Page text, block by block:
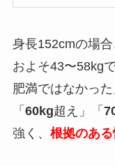
身長152cmの場
およそ43〜58kg
肥満ではなかっ
「 60kg超え」「
強く、 根拠のある